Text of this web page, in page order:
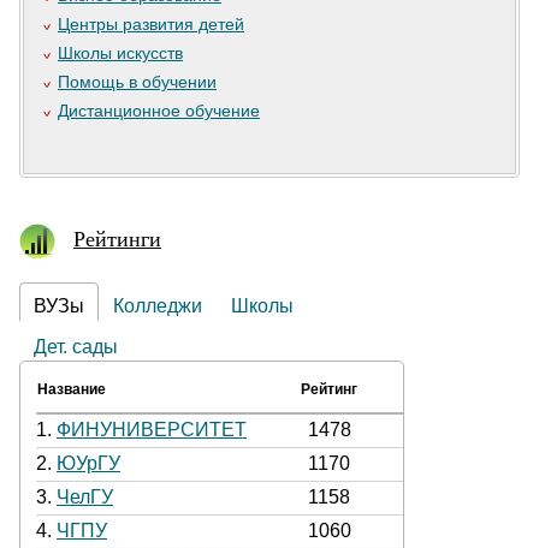
Центры развития детей
Школы искусств
Помощь в обучении
Дистанционное обучение
Рейтинги
ВУЗы Колледжи
Школы
Дет. сады
Название Рейтинг
1. ФИНУНИВЕРСИТЕТ
1478
2. ЮУрГУ
1170
3. ЧелГУ
1158
4. ЧГПУ
1060